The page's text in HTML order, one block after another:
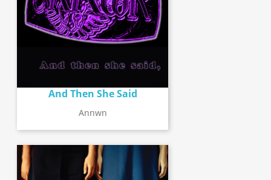
And Then She Said
Annwn